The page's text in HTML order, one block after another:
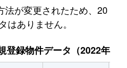
法が変更されたため、20
はありません。
登録物件データ（2022年11